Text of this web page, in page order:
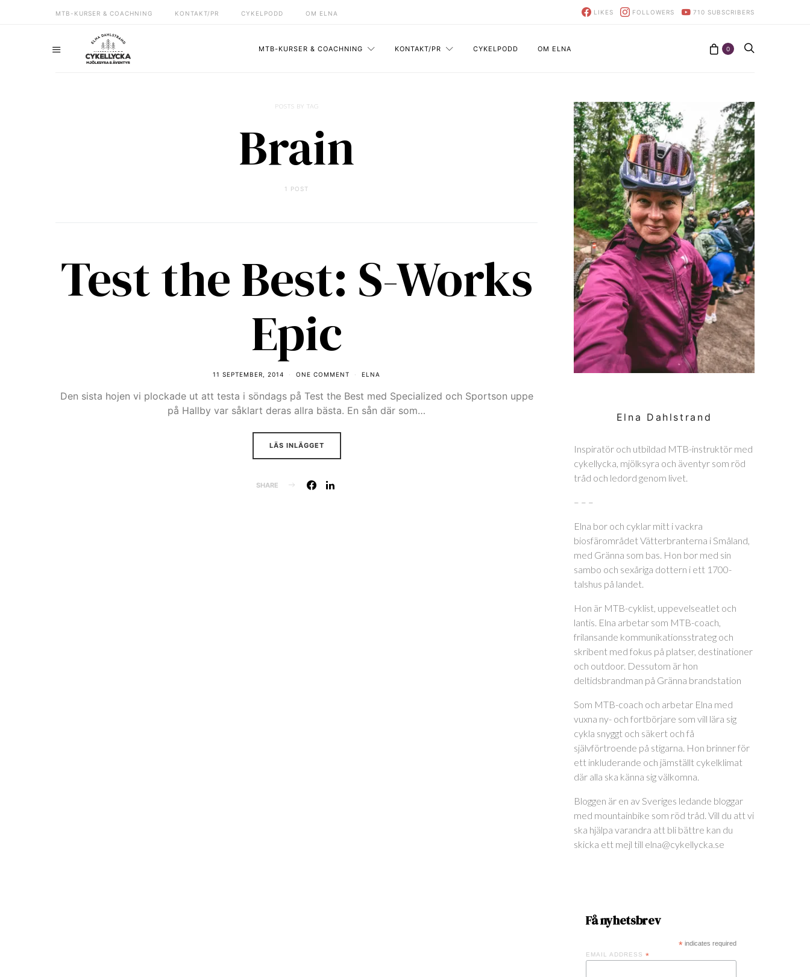
MTB-KURSER & COACHNING KONTAKT/PR CYKELPODD OM ELNA LIKES FOLLOWERS 710 SUBSCRIBERS
MTB-KURSER & COACHNING KONTAKT/PR CYKELPODD OM ELNA 0
POSTS BY TAG
Brain
1 POST
Test the Best: S-Works
Epic
11 SEPTEMBER, 2014 ONE COMMENT ELNA
Den sista hojen vi plockade ut att testa i söndags på Test the Best med Specialized och Sportson uppe
på Hallby var såklart deras allra bästa. En sån där som…
LÄS INLÄGGET
SHARE
Elna Dahlstrand
Inspiratör och utbildad MTB-instruktör med
cykellycka, mjölksyra och äventyr som röd
tråd och ledord genom livet.
– – –
Elna bor och cyklar mitt i vackra
biosfärområdet Vätterbranterna i Småland,
med Gränna som bas. Hon bor med sin
sambo och sexåriga dottern i ett 1700-
talshus på landet.
Hon är MTB-cyklist, uppevelseatlet och
lantis. Elna arbetar som MTB-coach,
frilansande kommunikationsstrateg och
skribent med fokus på platser, destinationer
och outdoor. Dessutom är hon
deltidsbrandman på Gränna brandstation
Som MTB-coach och arbetar Elna med
vuxna ny- och fortbörjare som vill lära sig
cykla snyggt och säkert och få
självförtroende på stigarna. Hon brinner för
ett inkluderande och jämställt cykelklimat
där alla ska känna sig välkomna.
Bloggen är en av Sveriges ledande bloggar
med mountainbike som röd tråd. Vill du att vi
ska hjälpa varandra att bli bättre kan du
skicka ett mejl till elna@cykellycka.se
Få nyhetsbrev
*indicates required
EMAIL ADDRESS *